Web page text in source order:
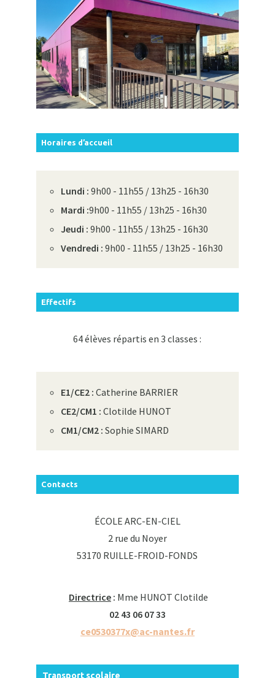
Horaires d’accueil
Lundi : 9h00 - 11h55 / 13h25 - 16h30
Mardi :9h00 - 11h55 / 13h25 - 16h30
Jeudi : 9h00 - 11h55 / 13h25 - 16h30
Vendredi : 9h00 - 11h55 / 13h25 - 16h30
Effectifs
64 élèves répartis en 3 classes :
E1/CE2 : Catherine BARRIER
CE2/CM1 : Clotilde HUNOT
CM1/CM2 : Sophie SIMARD
Contacts
ÉCOLE ARC-EN-CIEL
2 rue du Noyer
53170 RUILLE-FROID-FONDS
Directrice: Mme HUNOT Clotilde
02 43 06 07 33
ce0530377x@ac-nantes.fr
Transport scolaire